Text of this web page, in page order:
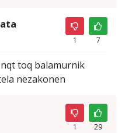
1 7
toq balamurnik
nezakonen
1 29